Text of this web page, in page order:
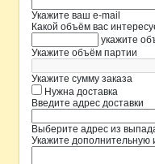
Укажите ваш e-mail
Какой объём вас
укажите
Укажите объём партии
Укажите сумму заказа
Нужна доставка
Введите адрес доставки
Выберите адрес из
Укажите